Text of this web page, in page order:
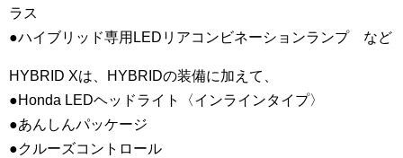
ラス
●ハイブリッド専用LEDリアコンビネーションランプ など
HYBRID Xは、HYBRIDの装備に加えて、
●Honda LEDヘッドライト〈インラインタイプ〉
●あんしんパッケージ
●クルーズコントロール